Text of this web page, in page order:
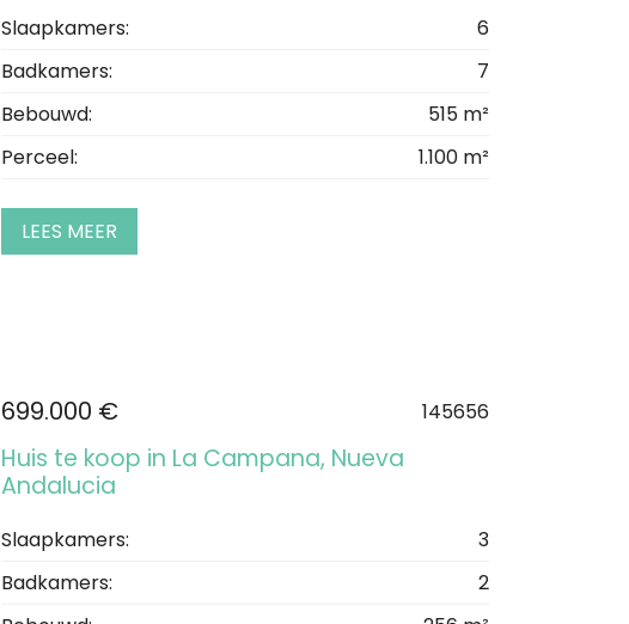
Slaapkamers:
6
Badkamers:
7
Bebouwd:
515 m²
Perceel:
1.100 m²
LEES MEER
699.000 € 145656
Huis te koop in La Campana, Nueva
Andalucia
Slaapkamers:
3
Badkamers:
2